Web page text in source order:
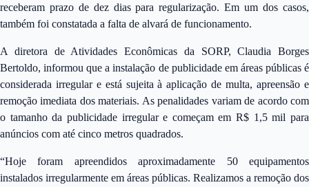
receberam prazo de dez dias para regularização. Em um dos casos,
também foi constatada a falta de alvará de funcionamento.
A diretora de Atividades Econômicas da SORP, Claudia Borges
Bertoldo, informou que a instalação de publicidade em áreas públicas é
considerada irregular e está sujeita à aplicação de multa, apreensão e
remoção imediata dos materiais. As penalidades variam de acordo com
o tamanho da publicidade irregular e começam em R$ 1,5 mil para
anúncios com até cinco metros quadrados.
“Hoje foram apreendidos aproximadamente 50 equipamentos
instalados irregularmente em áreas públicas. Realizamos a remoção dos